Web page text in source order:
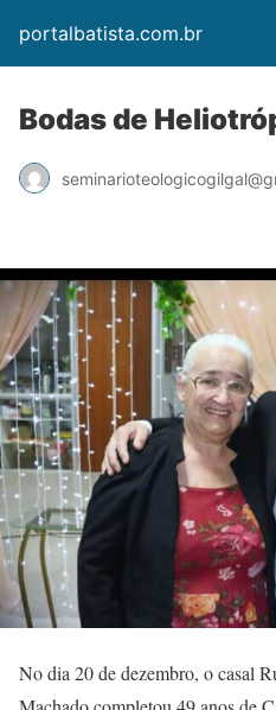
portalbatista.com.br
Bodas de
No dia 20 de dezembro, o casal